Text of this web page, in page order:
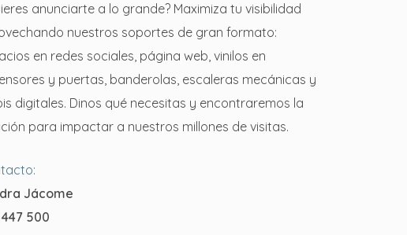
anunciarte a lo grande? Maximiza tu visibilidad
nuestros soportes de gran formato:
en redes sociales, página web, vinilos en
y puertas, banderolas, escaleras mecánicas y
digitales. Dinos qué necesitas y encontraremos la
para impactar a nuestros millones de visitas.
Jácome
500